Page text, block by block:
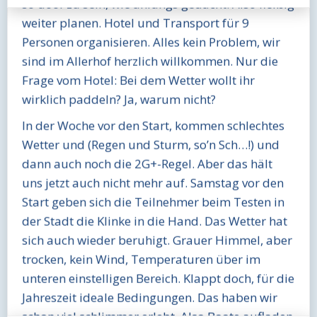
weiter planen. Hotel und Transport für 9
Personen organisieren. Alles kein Problem, wir
sind im Allerhof herzlich willkommen. Nur die
Frage vom Hotel: Bei dem Wetter wollt ihr
wirklich paddeln? Ja, warum nicht?
In der Woche vor den Start, kommen schlechtes
Wetter und (Regen und Sturm, so’n Sch…!) und
dann auch noch die 2G+-Regel. Aber das hält
uns jetzt auch nicht mehr auf. Samstag vor den
Start geben sich die Teilnehmer beim Testen in
der Stadt die Klinke in die Hand. Das Wetter hat
sich auch wieder beruhigt. Grauer Himmel, aber
trocken, kein Wind, Temperaturen über im
unteren einstelligen Bereich. Klappt doch, für die
Jahreszeit ideale Bedingungen. Das haben wir